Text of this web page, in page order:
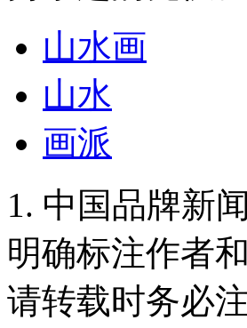
山水画
山水
画派
1. 中国品牌新
明确标注作者
请转载时务必